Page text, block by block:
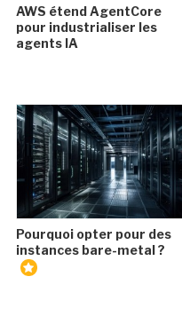
AWS étend AgentCore
pour industrialiser les
agents IA
Pourquoi opter pour des
instances bare-metal ?